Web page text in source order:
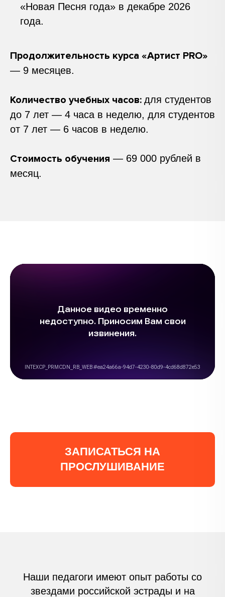
«Новая Песня года» в декабре 2026
года.
Продолжительность курса «Артист PRO»
— 9 месяцев.
Количество учебных часов: для студентов
до 7 лет — 4 часа в неделю, для студентов
от 7 лет — 6 часов в неделю.
Стоимость обучения — 69 000 рублей в
месяц.
ЗАПИСАТЬСЯ НА
ПРОСЛУШИВАНИЕ
Наши педагоги имеют опыт работы со
звездами российской эстрады и на